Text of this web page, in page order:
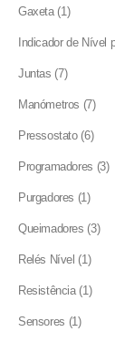
Gaxeta 11
Indicador de Nível
Juntas 77
Manómetros 77
Pressostato 66
Programadores 33
Purgadores 11
Queimadores 33
Relés Nível
11
Resistência 11
Sensores 11